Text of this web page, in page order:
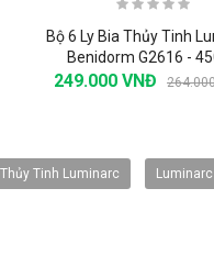
Bộ 6 Ly Bia Thủy Tinh
Benidorm G2616 -
249.000 VNĐ
Tinh Luminarc